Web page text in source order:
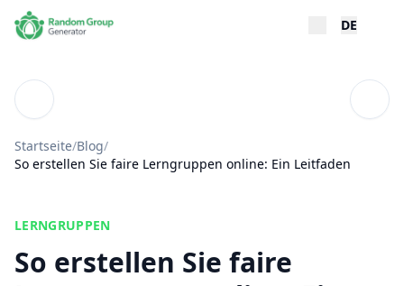
DE
Blog
Startseite/Blog/
So erstellen Sie faire Lerngruppen online: Ein Leitfaden
LERNGRUPPEN
So erstellen Sie faire